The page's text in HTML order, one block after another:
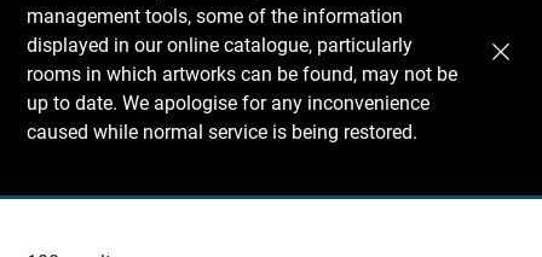
management tools, some of the information
displayed in our online catalogue, particularly
rooms in which artworks can be found, may not be
up to date. We apologise for any inconvenience
caused while normal service is being restored.
Recherche